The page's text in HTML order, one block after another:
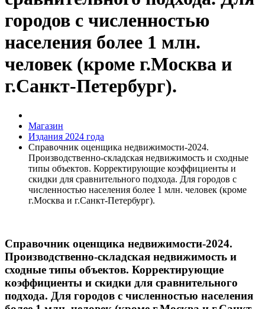
городов с численностью
населения более 1 млн.
человек (кроме г.Москва и
г.Санкт-Петербург).
Магазин
Издания 2024 года
Справочник оценщика недвижимости-2024.
Производственно-складская недвижимость и сходные
типы объектов. Корректирующие коэффициенты и
скидки для сравнительного подхода. Для городов с
численностью населения более 1 млн. человек (кроме
г.Москва и г.Санкт-Петербург).
Справочник оценщика недвижимости-2024.
Производственно-складская недвижимость и
сходные типы объектов. Корректирующие
коэффициенты и скидки для сравнительного
подхода. Для городов с численностью населения